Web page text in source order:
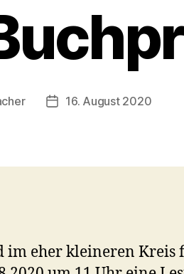
Veröffentlichungsdatum
16. August 2020
eher kleineren Kreis